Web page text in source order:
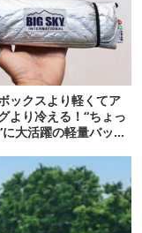
ックスより軽くてア
より冷える！“ちょっ
に大活躍の軽量バッグ